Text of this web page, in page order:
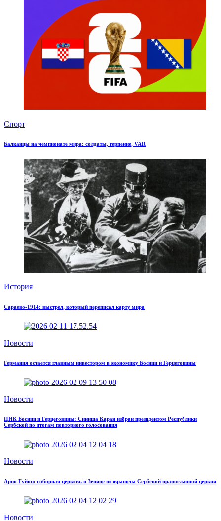
Спорт
Балканцы на чемпионате мира: солдаты, терпение, VAR
История
Сараево-1914: выстрел, который переписал карту мира
Новости
Германия остается главным инвестором в экономику Боснии и Герцеговины
Новости
ЦИК Боснии и Герцеговины: Синиша Каран избран президентом Республики
Сербской по итогам повторного голосования
Новости
Арно Гуйон: соборная церковь в Зенице возвращена Сербской православной церкви
Новости